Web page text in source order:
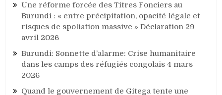
Une réforme forcée des Titres Fonciers au
Burundi : « entre précipitation, opacité légale et
risques de spoliation massive » Déclaration 29
avril 2026
Burundi: Sonnette d’alarme: Crise humanitaire
dans les camps des réfugiés congolais 4 mars
2026
Quand le gouvernement de Gitega tente une